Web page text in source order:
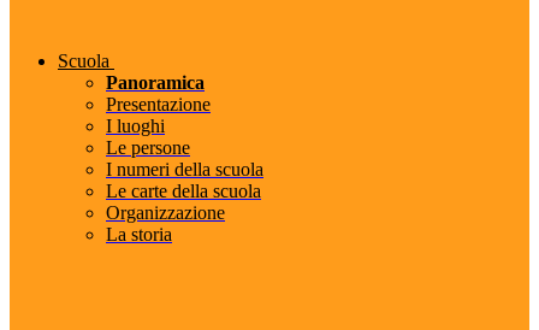
Scuola
Panoramica
Presentazione
I luoghi
Le persone
I numeri della scuola
Le carte della scuola
Organizzazione
La storia